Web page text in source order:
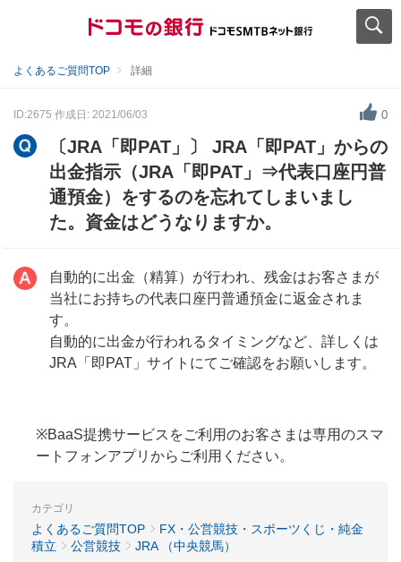
よくあるご質問TOP 詳細
ID:2675 作成日: 2021/06/03 0
〔JRA「即PAT」〕 JRA「即PAT」からの
出金指示（JRA「即PAT」⇒代表口座円普
通預金）をするのを忘れてしまいまし
た。資金はどうなりますか。
自動的に出金（精算）が行われ、残金はお客さまが
当社にお持ちの代表口座円普通預金に返金されま
す。
自動的に出金が行われるタイミングなど、詳しくは
JRA「即PAT」サイトにてご確認をお願いします。
※BaaS提携サービスをご利用のお客さまは専用のスマ
ートフォンアプリからご利用ください。
カテゴリ
よくあるご質問TOP
FX・公営競技・スポーツくじ・純金
積立
公営競技 JRA （中央競馬）